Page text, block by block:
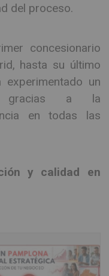
del proceso.
concesionario
hasta su último
experimentado un
gracias a la
en todas las
y calidad en